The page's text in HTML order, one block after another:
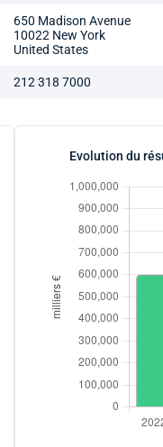
650 Madison Avenue
10022 New York
United States
212 318 7000
Evolution du